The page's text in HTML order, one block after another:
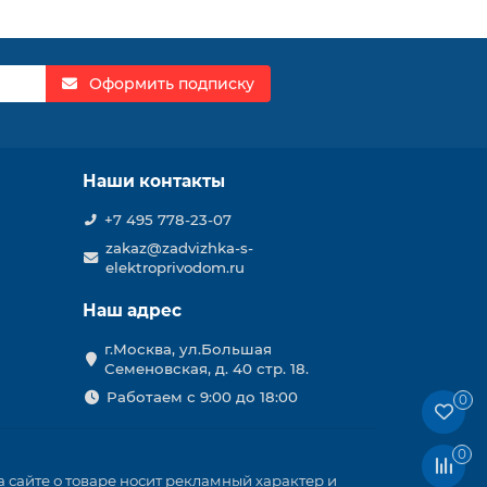
Оформить подписку
Наши контакты
+7 495 778-23-07
zakaz@zadvizhka-s-
elektroprivodom.ru
Наш адрес
г.Москва, ул.Большая
Семеновская, д. 40 стр. 18.
Работаем с 9:00 до 18:00
о товаре носит рекламный характер и
0
0